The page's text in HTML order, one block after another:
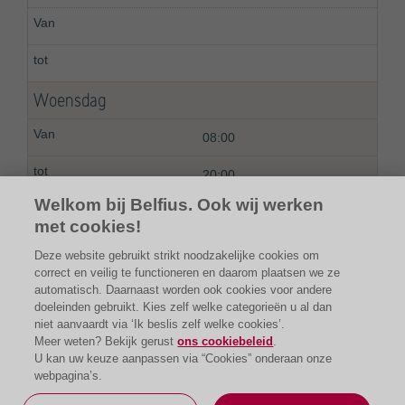
Woensdag
08:00
20:00
Welkom bij Belfius. Ook wij werken
met cookies!
Deze website gebruikt strikt noodzakelijke cookies om
correct en veilig te functioneren en daarom plaatsen we ze
automatisch. Daarnaast worden ook cookies voor andere
doeleinden gebruikt. Kies zelf welke categorieën u al dan
niet aanvaardt via ‘Ik beslis zelf welke cookies’.
Meer weten? Bekijk gerustons cookiebeleid .
U kan uw keuze aanpassen via “Cookies” onderaan onze
webpagina’s.